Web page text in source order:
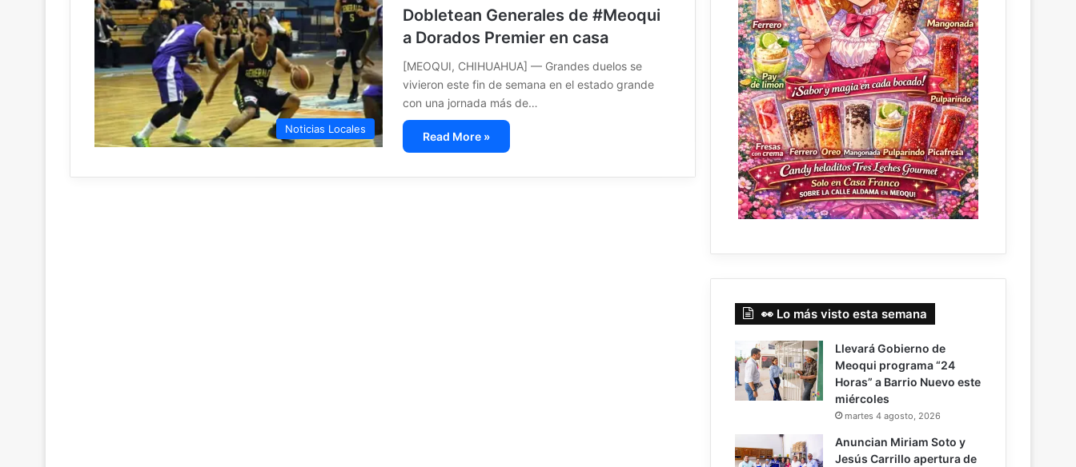
Noticias Locales
Dobletean Generales de #Meoqui
a Dorados Premier en casa
[MEOQUI, CHIHUAHUA] — Grandes duelos se
vivieron este fin de semana en el estado grande
con una jornada más de…
Read More »
👀 Lo más visto esta semana
Llevará Gobierno de
Meoqui programa “24
Horas” a Barrio Nuevo este
miércoles
martes 4 agosto, 2026
Anuncian Miriam Soto y
Jesús Carrillo apertura de